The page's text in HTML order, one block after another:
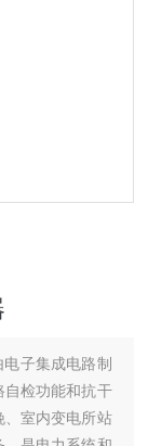
子集成电路制
自检功能和抗干
、室内变电所站